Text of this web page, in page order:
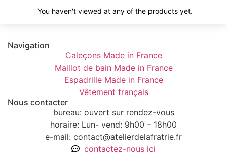
You haven't viewed at any of the products yet.
Navigation
Caleçons Made in France
Maillot de bain Made in France
Espadrille Made in France
Vêtement français
Nous contacter
bureau: ouvert sur rendez-vous
horaire: Lun- vend: 9h00 – 18h00
e-mail: contact@atelierdelafratrie.fr
contactez-nous ici